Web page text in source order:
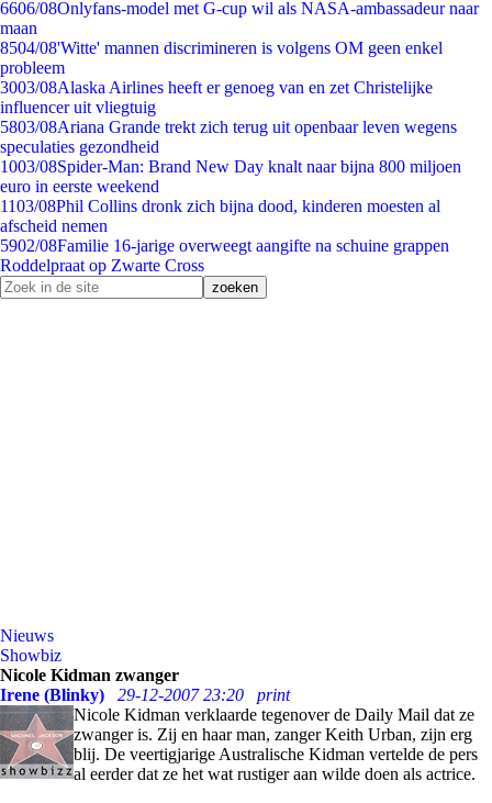
6606/08Onlyfans-model met G-cup wil als NASA-ambassadeur naar
maan
8504/08'Witte' mannen discrimineren is volgens OM geen enkel
probleem
3003/08Alaska Airlines heeft er genoeg van en zet Christelijke
influencer uit vliegtuig
5803/08Ariana Grande trekt zich terug uit openbaar leven wegens
speculaties gezondheid
1003/08Spider-Man: Brand New Day knalt naar bijna 800 miljoen
euro in eerste weekend
1103/08Phil Collins dronk zich bijna dood, kinderen moesten al
afscheid nemen
5902/08Familie 16-jarige overweegt aangifte na schuine grappen
Roddelpraat op Zwarte Cross
Nieuws
Showbiz
Nicole Kidman zwanger
Irene (Blinky)
29-12-2007 23:20
print
Nicole Kidman verklaarde tegenover de Daily Mail dat ze
zwanger is. Zij en haar man, zanger Keith Urban, zijn erg
blij. De veertigjarige Australische Kidman vertelde de pers
al eerder dat ze het wat rustiger aan wilde doen als actrice.